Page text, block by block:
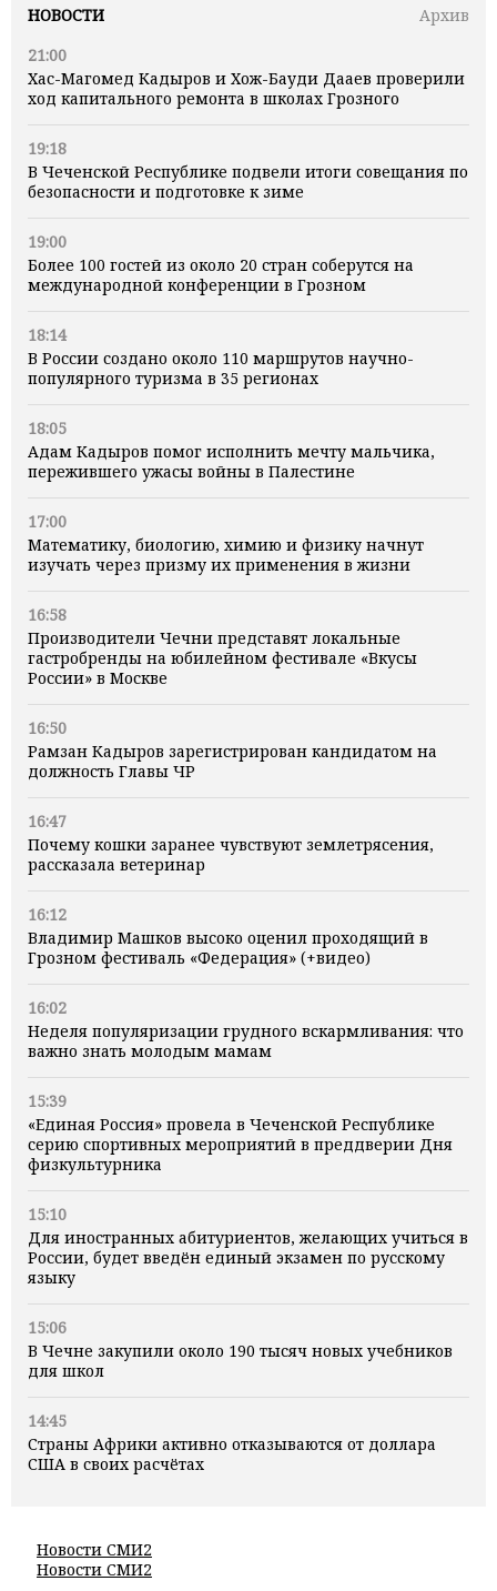
НОВОСТИ
Архив
21:00
Хас-Магомед Кадыров и Хож-Бауди Дааев проверили
ход капитального ремонта в школах Грозного
19:18
В Чеченской Республике подвели итоги совещания по
безопасности и подготовке к зиме
19:00
Более 100 гостей из около 20 стран соберутся на
международной конференции в Грозном
18:14
В России создано около 110 маршрутов научно-
популярного туризма в 35 регионах
18:05
Адам Кадыров помог исполнить мечту мальчика,
пережившего ужасы войны в Палестине
17:00
Математику, биологию, химию и физику начнут
изучать через призму их применения в жизни
16:58
Производители Чечни представят локальные
гастробренды на юбилейном фестивале «Вкусы
России» в Москве
16:50
Рамзан Кадыров зарегистрирован кандидатом на
должность Главы ЧР
16:47
Почему кошки заранее чувствуют землетрясения,
рассказала ветеринар
16:12
Владимир Машков высоко оценил проходящий в
Грозном фестиваль «Федерация» (+видео)
16:02
Неделя популяризации грудного вскармливания: что
важно знать молодым мамам
15:39
«Единая Россия» провела в Чеченской Республике
серию спортивных мероприятий в преддверии Дня
физкультурника
15:10
Для иностранных абитуриентов, желающих учиться в
России, будет введён единый экзамен по русскому
языку
15:06
В Чечне закупили около 190 тысяч новых учебников
для школ
14:45
Страны Африки активно отказываются от доллара
США в своих расчётах
Новости СМИ2
Новости СМИ2